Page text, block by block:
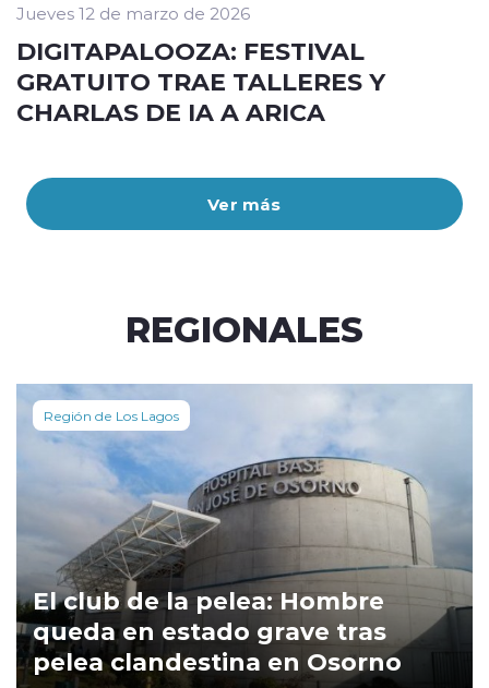
Ver más
Jueves 12 de marzo de 2026
DIGITAPALOOZA: FESTIVAL
GRATUITO TRAE TALLERES Y
CHARLAS DE IA A ARICA
REGIONALES
Región de Los Lagos
El club de la pelea: Hombre
queda en estado grave tras
pelea clandestina en Osorno